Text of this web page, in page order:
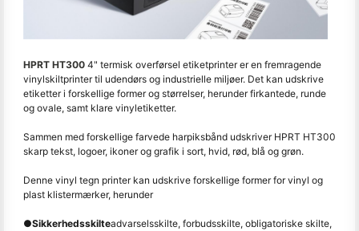
HPRT HT300 4" termisk overførsel etiketprinter er en fremragende
vinylskiltprinter til udendørs og industrielle miljøer. Det kan udskrive
etiketter i forskellige former og størrelser, herunder firkantede, runde
og ovale, samt klare vinyletiketter.
Sammen med forskellige farvede harpiksbånd udskriver HPRT HT300
skarp tekst, logoer, ikoner og grafik i sort, hvid, rød, blå og grøn.
Denne vinyl tegn printer kan udskrive forskellige former for vinyl og
plast klistermærker, herunder
●Sikkerhedsskilteadvarselsskilte, forbudsskilte, obligatoriske skilte,